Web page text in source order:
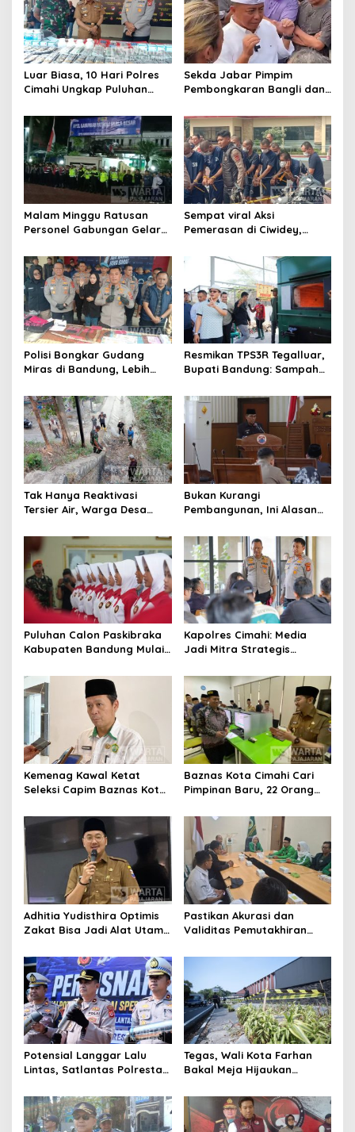
Luar Biasa, 10 Hari Polres
Cimahi Ungkap Puluhan
Ribu Butir OKT
Sekda Jabar Pimpim
Pembongkaran Bangli dan
Kiaracondong
Malam Minggu Ratusan
Personel Gabungan Gelar
Besar Kabupaten Bandung
Sempat viral Aksi
Pemerasan di Ciwidey,
Pelaku
Polisi Bongkar Gudang
Miras di Bandung, Lebih
Resmikan TPS3R Tegalluar,
Bupati Bandung: Sampah
Pemerintah
Tak Hanya Reaktivasi
Tersier Air, Warga Desa
Alternatif di Padalarang
Bukan Kurangi
Pembangunan, Ini Alasan
Pengurangan Belanja
Daerah
Puluhan Calon Paskibraka
Kabupaten Bandung Mulai
Kapolres Cimahi: Media
Jadi Mitra Strategis
Publik
Kemenag Kawal Ketat
Seleksi Capim Baznas Kota
Komisioner Baznas
Berintegritas
Baznas Kota Cimahi Cari
Pimpinan Baru, 22 Orang
Adhitia Yudisthira Optimis
Zakat Bisa Jadi Alat Utama
Kota Cimahi
Pastikan Akurasi dan
Validitas Pemutakhiran
Cimahi Lakukan
Potensial Langgar Lalu
Lintas, Satlantas Polresta
Motor Berknalpot Brong
Tegas, Wali Kota Farhan
Bakal Meja Hijaukan
Riau